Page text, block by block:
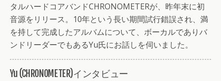
タルハードコアバンドCHRONOMETERが、昨年末に初
音源をリリース。10年という長い期間試行錯誤され、満
を持して完成したアルバムについて、ボーカルでありバ
ンドリーダーでもあるYu氏にお話しを伺いました。
Yu (CHRONOMETER)インタビュー